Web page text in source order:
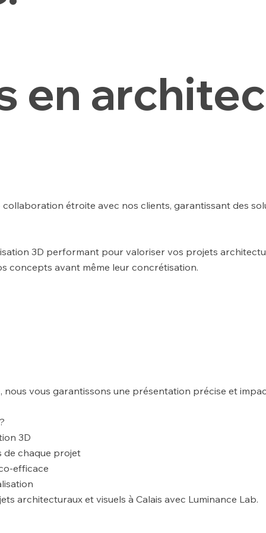
en
étroite avec nos clients, garantissant des
3D performant pour valoriser vos projets
concepts avant même leur concrétisation.
vous garantissons une présentation précise et
3D
de chaque projet
efficace
architecturaux et visuels à Calais avec Luminance Lab.